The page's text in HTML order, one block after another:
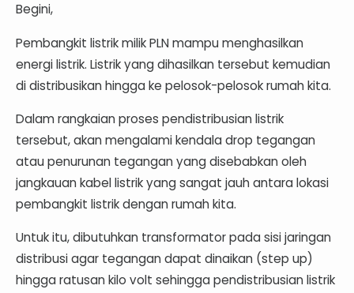
Begini,
Pembangkit listrik milik PLN mampu menghasilkan
energi listrik. Listrik yang dihasilkan tersebut kemudian
di distribusikan hingga ke pelosok-pelosok rumah kita.
Dalam rangkaian proses pendistribusian listrik
tersebut, akan mengalami kendala drop tegangan
atau penurunan tegangan yang disebabkan oleh
jangkauan kabel listrik yang sangat jauh antara lokasi
pembangkit listrik dengan rumah kita.
Untuk itu, dibutuhkan transformator pada sisi jaringan
distribusi agar tegangan dapat dinaikan (step up)
hingga ratusan kilo volt sehingga pendistribusian listrik